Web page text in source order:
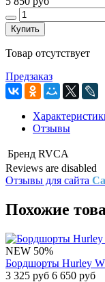
Купить
Товар отсутствует
Предзаказ
Отзывы
Бренд RVCA
Reviews are disabled
Отзывы для сайта
Похожие
NEW 50%
Бордшорты Hurley
3 325 руб 6 650 руб